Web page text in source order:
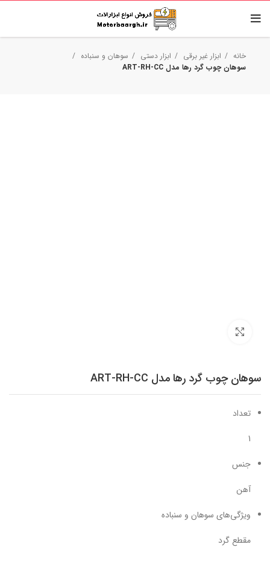
خانه ابزار غیر برقی ابزار دستی
سوهان و سنباده
سوهان چوب گرد رها مدل ART-RH-CC
سوهان چوب گرد رها مدل ART-RH-CC
تعداد
1
جنس
آهن
ویژگی‌های سوهان و سنباده
مقطع گرد